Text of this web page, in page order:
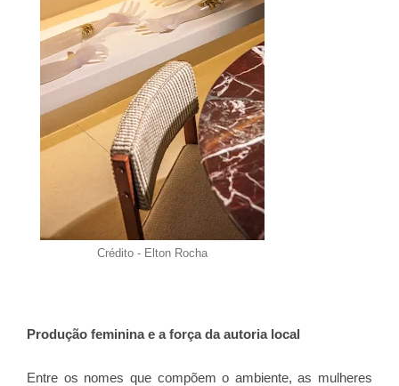
Crédito - Elton Rocha
Produção feminina e a força da autoria local
Entre os nomes que compõem o ambiente, as mulheres